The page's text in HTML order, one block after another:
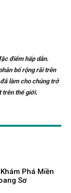
điểm hấp dẫn.
bố rộng rãi trên
làm cho chúng trở
trên thế giới.
Phá Miền
Sơ